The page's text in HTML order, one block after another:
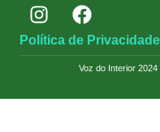
Política de Privacidade
Voz do Interior